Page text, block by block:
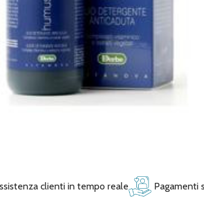
clienti in tempo reale Pagamenti